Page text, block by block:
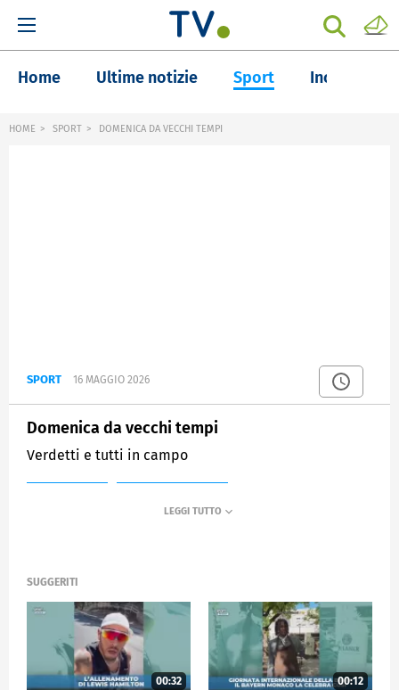
Home Ultime notizie Sport Inchieste
HOME SPORT DOMENICA DA VECCHI TEMPI
SPORT 16 MAGGIO 2026
Domenica da vecchi tempi
Verdetti e tutti in campo
SUGGERITI
00:32 00:12